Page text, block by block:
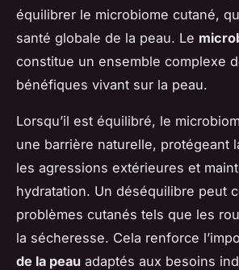
équilibrer le microbiome cutané,
santé globale de la peau. Le
constitue un ensemble complexe
bénéfiques vivant sur la peau.
Lorsqu’il est équilibré, le
une barrière naturelle, protégeant
les agressions extérieures et
hydratation. Un déséquilibre peut
problèmes cutanés tels que les
la sécheresse. Cela renforce
de la peau adaptés aux besoins